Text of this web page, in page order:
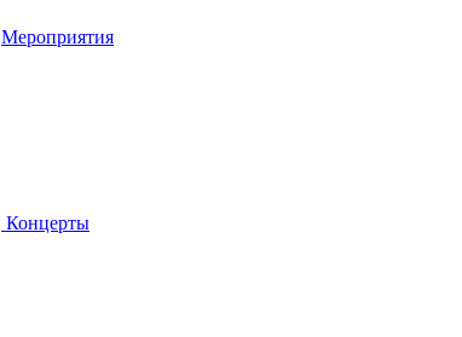
Мероприятия
Концерты